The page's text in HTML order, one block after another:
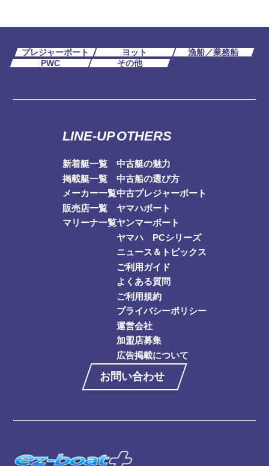
プレジャーボート ヨット
漁船／業務船
PWC
その他
LINE-UP
新着艇一覧
掲載艇一覧
メーカー一覧
販売店一覧
マリーナ一覧
OTHERS
中古艇の魅力
中古船の選び方
中古プレジャーボート
ヤマハボート
ヤンマーボート
ヤマハ PCシリーズ
ニュース＆トピックス
ご利用ガイド
よくある質問
ご利用規約
プライバシーポリシー
運営会社
加盟店募集
広告掲載について
お問い合わせ